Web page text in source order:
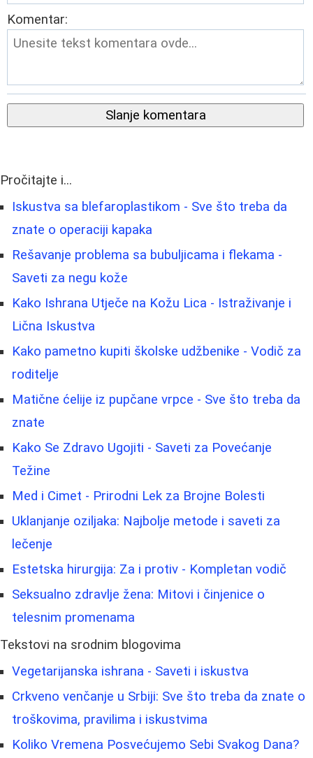
Komentar:
Slanje komentara
Pročitajte i...
Iskustva sa blefaroplastikom - Sve što treba da
znate o operaciji kapaka
Rešavanje problema sa bubuljicama i flekama -
Saveti za negu kože
Kako Ishrana Utječe na Kožu Lica - Istraživanje i
Lična Iskustva
Kako pametno kupiti školske udžbenike - Vodič za
roditelje
Matične ćelije iz pupčane vrpce - Sve što treba da
znate
Kako Se Zdravo Ugojiti - Saveti za Povećanje
Težine
Med i Cimet - Prirodni Lek za Brojne Bolesti
Uklanjanje oziljaka: Najbolje metode i saveti za
lečenje
Estetska hirurgija: Za i protiv - Kompletan vodič
Seksualno zdravlje žena: Mitovi i činjenice o
telesnim promenama
Tekstovi na srodnim blogovima
Vegetarijanska ishrana - Saveti i iskustva
Crkveno venčanje u Srbiji: Sve što treba da znate o
troškovima, pravilima i iskustvima
Koliko Vremena Posvećujemo Sebi Svakog Dana?